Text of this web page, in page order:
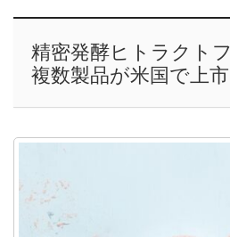
精密発酵ヒトラクト
複数製品が米国で上市